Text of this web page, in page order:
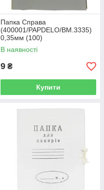
Папка Справа
(400001/PAPDELO/BM.3335)
0,35мм (100)
В наявності
9 ₴
Купити